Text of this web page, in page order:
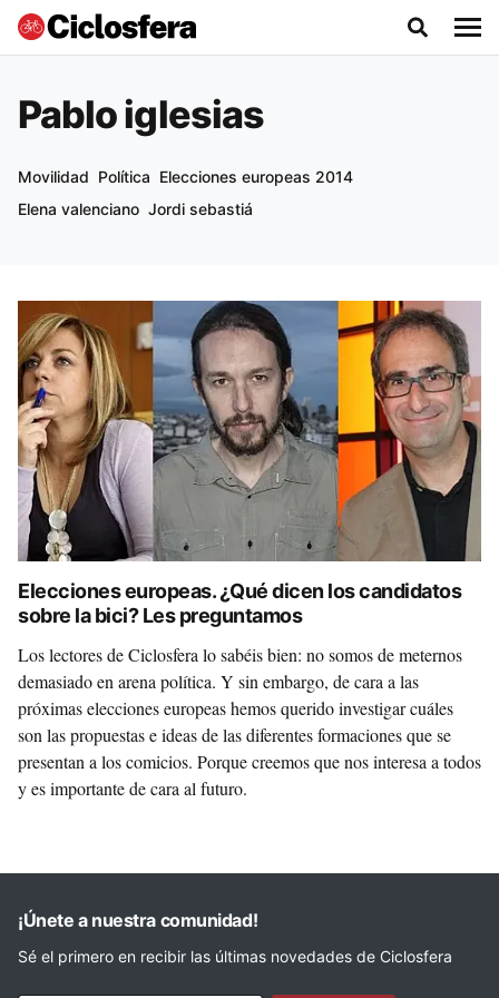
Pablo iglesias
Movilidad Política Elecciones europeas 2014
Elena valenciano Jordi sebastiá
Elecciones europeas. ¿Qué dicen los candidatos
sobre la bici? Les preguntamos
Los lectores de Ciclosfera lo sabéis bien: no somos de meternos
demasiado en arena política. Y sin embargo, de cara a las
próximas elecciones europeas hemos querido investigar cuáles
son las propuestas e ideas de las diferentes formaciones que se
presentan a los comicios. Porque creemos que nos interesa a todos
y es importante de cara al futuro.
¡Únete a nuestra comunidad!
Sé el primero en recibir las últimas novedades de Ciclosfera